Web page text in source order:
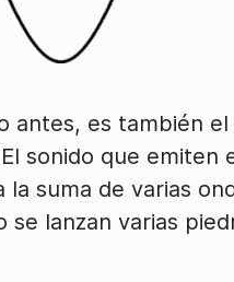
antes, es también
sonido que emiten
suma de varias
lanzan varias